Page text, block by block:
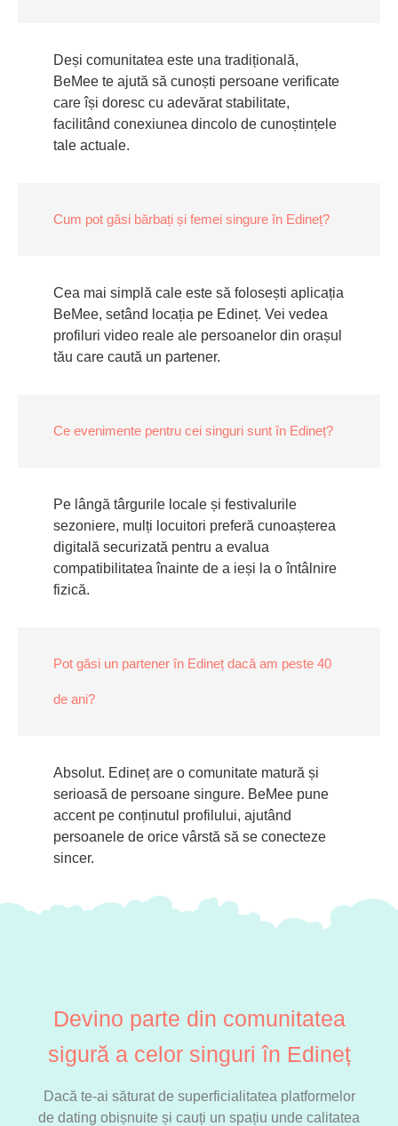
Deși comunitatea este una tradițională,
BeMee te ajută să cunoști persoane verificate
care își doresc cu adevărat stabilitate,
facilitând conexiunea dincolo de cunoștințele
tale actuale.
Cum pot găsi bărbați și femei singure în Edineț?
Cea mai simplă cale este să folosești aplicația
BeMee, setând locația pe Edineț. Vei vedea
profiluri video reale ale persoanelor din orașul
tău care caută un partener.
Ce evenimente pentru cei singuri sunt în Edineț?
Pe lângă târgurile locale și festivalurile
sezoniere, mulți locuitori preferă cunoașterea
digitală securizată pentru a evalua
compatibilitatea înainte de a ieși la o întâlnire
fizică.
Pot găsi un partener în Edineț dacă am peste 40
de ani?
Absolut. Edineț are o comunitate matură și
serioasă de persoane singure. BeMee pune
accent pe conținutul profilului, ajutând
persoanele de orice vârstă să se conecteze
sincer.
Devino parte din comunitatea
sigură a celor singuri în Edineț
Dacă te-ai săturat de superficialitatea platformelor
de dating obișnuite și cauți un spațiu unde calitatea